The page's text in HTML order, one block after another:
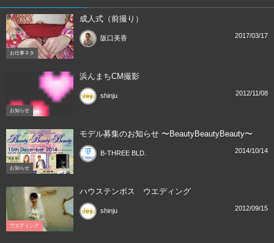
お仕事ネタ
成人式（前撮り）
阪口美香 2017/03/17
お知らせ
浜んまちCM撮影
shinju 2012/11/08
お知らせ
モデル募集のお知らせ 〜BeautyBeautyBeauty〜
B-THREE BLD. 2014/10/14
ウエディング
ハウステンボス ウエディング
shinju 2012/09/15